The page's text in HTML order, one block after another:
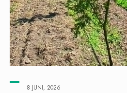
8 JUNI, 2026